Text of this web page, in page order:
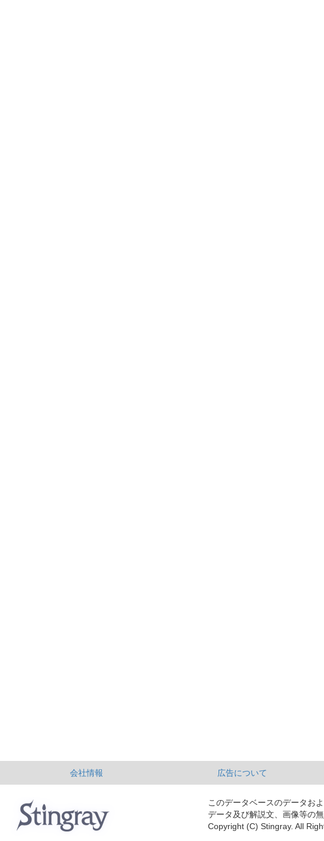
会社情報 広告について
このデータベースのデータお
データ及び解説文、画像等の
Copyright (C) Stingray. All